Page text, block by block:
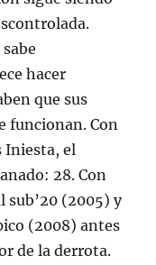
hacer
que sus
funcionan. Con
Iniesta, el
28. Con
sub’20 (2005) y
(2008) antes
de la derrota.